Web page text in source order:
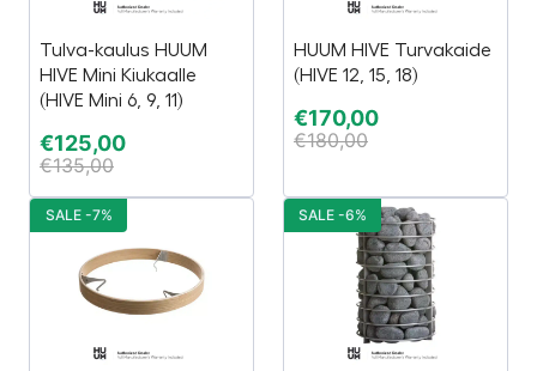
Tulva-kaulus HUUM
HIVE Mini Kiukaalle
(HIVE Mini 6, 9, 11)
€125,00
€135,00
HUUM HIVE Turvakaide
(HIVE 12, 15, 18)
€170,00
€180,00
SALE -7% SALE -6%